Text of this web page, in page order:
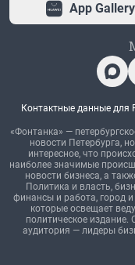
App Gallery
Контактные данные для
«Фонтанка» —
новости Петербурга,
интересное, что
наиболее значимые
новости бизнеса, а
Политика и власть,
финансы и работа, город
которые освещает
политическое издание.
аудитория — лидеры